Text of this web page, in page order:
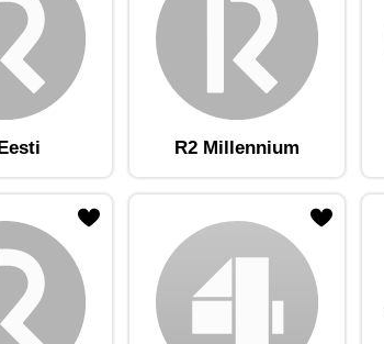
R2 Millennium
lemmikute hulkaLisa raadiojaam lemmikute hulka